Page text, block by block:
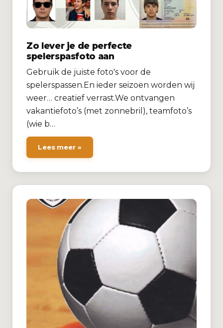
Zo lever je de perfecte
spelerspasfoto aan
Gebruik de juiste foto's voor de
spelerspassen.En ieder seizoen worden wij
weer… creatief verrast.We ontvangen
vakantiefoto’s (met zonnebril), teamfoto’s
(wie b…
Lees meer »